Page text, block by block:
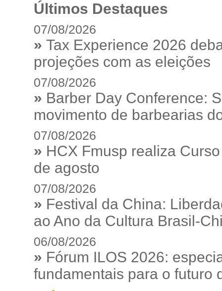
Últimos Destaques
07/08/2026
» Tax Experience 2026
projeções com as eleições
07/08/2026
» Barber Day Conference:
movimento de barbearias
07/08/2026
» HCX Fmusp realiza
de agosto
07/08/2026
» Festival da China:
ao Ano da Cultura Brasil-
06/08/2026
» Fórum ILOS 2026:
fundamentais para o futuro